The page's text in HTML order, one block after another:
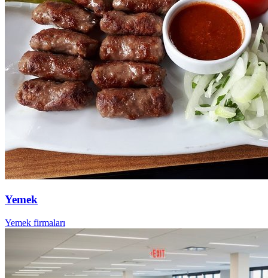
Yemek
Yemek firmaları